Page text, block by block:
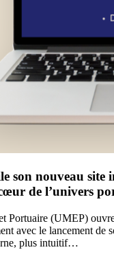
son nouveau site
de l’univers
Portuaire (UMEP)
avec le lancement de
plus intuitif…